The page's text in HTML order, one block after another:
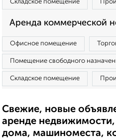
Складское помещение
Аренда коммерческой
Офисное помещение
Помещение свободного
Складское помещение
Свежие, новые
аренде
дома, машиноместа,